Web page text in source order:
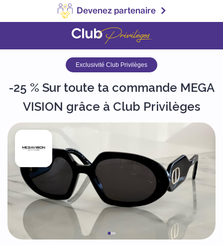
Devenez partenaire
Exclusivité Club Privilèges
-25 % Sur toute ta commande MEGA
VISION grâce à Club Privilèges